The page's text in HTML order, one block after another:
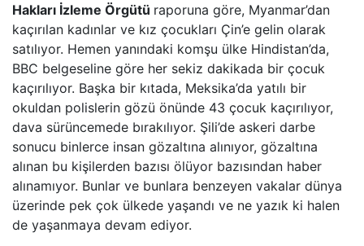
Hakları İzleme Örgütü raporuna göre, Myanmar’dan
kaçırılan kadınlar ve kız çocukları Çin’e gelin olarak
satılıyor. Hemen yanındaki komşu ülke Hindistan’da,
BBC belgeseline göre her sekiz dakikada bir çocuk
kaçırılıyor. Başka bir kıtada, Meksika’da yatılı bir
okuldan polislerin gözü önünde 43 çocuk kaçırılıyor,
dava sürüncemede bırakılıyor. Şili’de askeri darbe
sonucu binlerce insan gözaltına alınıyor, gözaltına
alınan bu kişilerden bazısı ölüyor bazısından haber
alınamıyor. Bunlar ve bunlara benzeyen vakalar dünya
üzerinde pek çok ülkede yaşandı ve ne yazık ki halen
de yaşanmaya devam ediyor.